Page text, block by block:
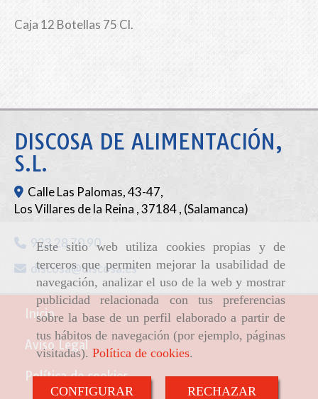
Este sitio web utiliza cookies propias y de
terceros que permiten mejorar la usabilidad de
navegación, analizar el uso de la web y mostrar
publicidad relacionada con tus preferencias
sobre la base de un perfil elaborado a partir de
tus hábitos de navegación (por ejemplo, páginas
visitadas). Política de cookies.
CONFIGURAR RECHAZAR
Caja 12 Botellas 75 Cl.
DISCOSA DE ALIMENTACIÓN,
S.L.
Calle Las Palomas, 43-47,
Los Villares de la Reina ,37184, (Salamanca)
923 28 70 90
discosa
discosa.es
Inicio
Aviso Legal
Política de cookies